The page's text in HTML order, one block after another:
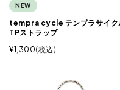
NEW
tempra cycle テンプラサイク
TPストラップ
¥1,300 税込